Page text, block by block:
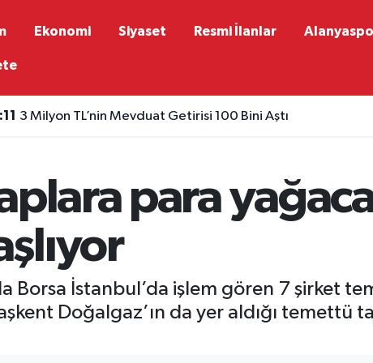
Ekonomi Siyaset Resmi İlanlar
3 Milyon TL’nin Mevduat Getirisi 100 Bini Aştı
para
Borsa İstanbul’da işlem gören 7 şirket
Doğalgaz’ın da yer aldığı temettü